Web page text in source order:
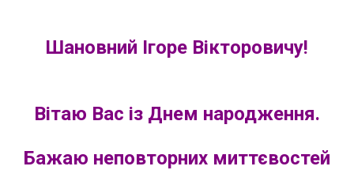
Шановний Ігоре Вікторовичу!
Вітаю Вас із Днем народження.
Бажаю неповторних миттєвостей